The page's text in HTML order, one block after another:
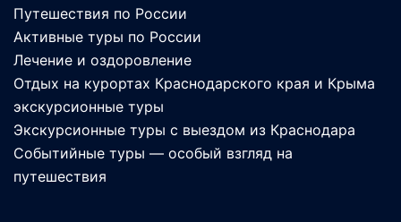
Путешествия по России
Активные туры по России
Лечение и оздоровление
Отдых на курортах Краснодарского края и Крыма
экскурсионные туры
Экскурсионные туры с выездом из Краснодара
Событийные туры — особый взгляд на
путешествия